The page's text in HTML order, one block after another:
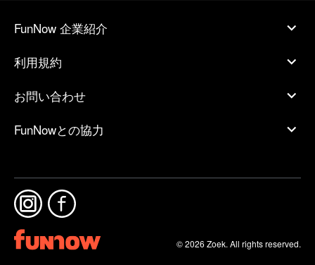
FunNow 企業紹介
利用規約
お問い合わせ
FunNowとの協力
© 2026 Zoek. All rights reserved.